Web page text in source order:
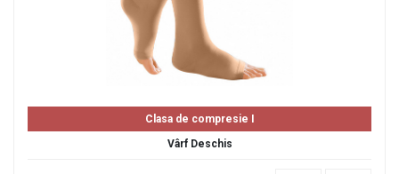
Clasa de compresie I
Vârf Deschis